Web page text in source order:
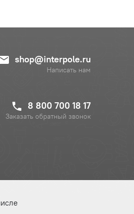
shop@interpole.ru
Написать нам
8 800 700 18 17
Заказать обратный звонок